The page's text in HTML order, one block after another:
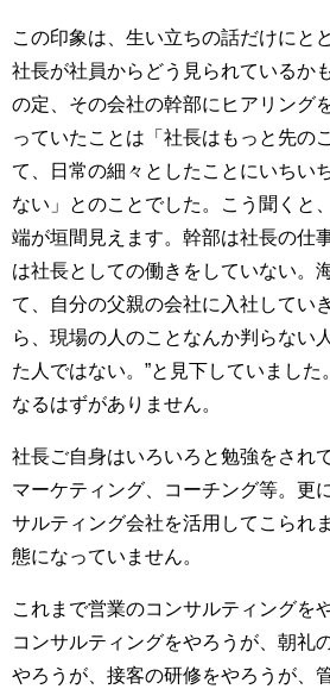
この印象は、生い立ちの話だけにと
社長が社員からどう見られているか
の定、その会社の幹部にヒアリング
っていたことは「社長はもっと先の
て、日常の細々としたことにいちい
ない」とのことでした。こう聞くと
端が垣間見えます。幹部は社長の仕
は社長としての働きをしていない。
て、自分の父親の会社に入社してい
ら、現場の人のことなんか判らない
た人ではない。”と見下していました
なるはずがありません。
社長ご自身はいろいろと勉強をされ
マーケティング、コーチング等。更
サルティング会社を活用してこられ
態になっていません。
これまで営業のコンサルティングを
コンサルティングをやろうが、朝礼
やろうが、接客の研修をやろうが、